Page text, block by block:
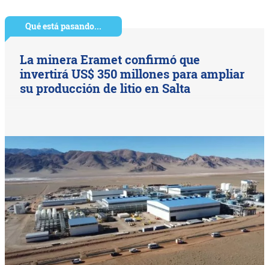
Qué está pasando...
La minera Eramet confirmó que
invertirá US$ 350 millones para ampliar
su producción de litio en Salta